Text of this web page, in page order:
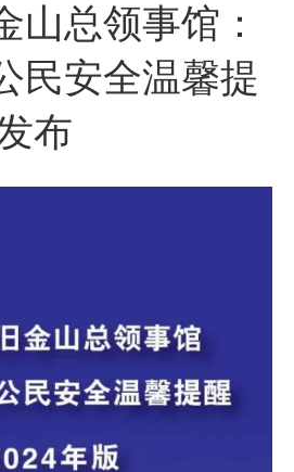
山总领事馆：
民安全温馨提
布